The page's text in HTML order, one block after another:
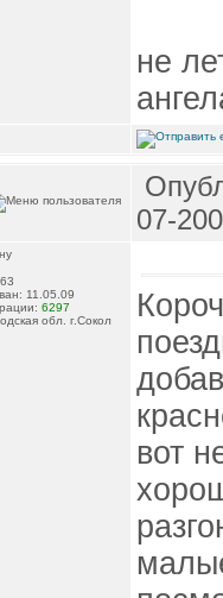
не
07-
11.05.09
6297
обл. г.Сокол
вот